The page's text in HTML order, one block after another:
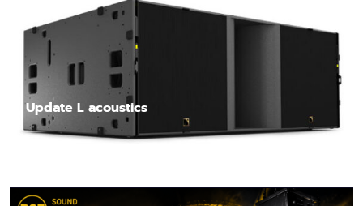
Update L acoustics